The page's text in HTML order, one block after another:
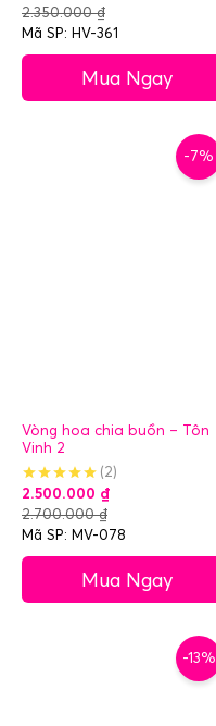
2.350.000₫
Mã SP: HV-361
Mua Ngay
-7%
Vòng hoa chia buồn – Tôn
Vinh 2
(2)
2.500.000 ₫
2.700.000₫
Mã SP: MV-078
Mua Ngay
-13%